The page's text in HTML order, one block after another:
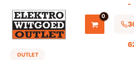
inhoud
-
OUTLET